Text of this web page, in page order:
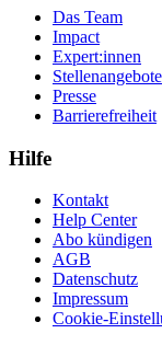
Das Team
Impact
Expert:innen
Stellenangebote
Presse
Barrierefreiheit
Hilfe
Kontakt
Help Center
Abo kündigen
AGB
Datenschutz
Impressum
Cookie-